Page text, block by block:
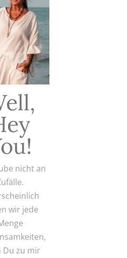
nicht an
wir jede
Du zu mir